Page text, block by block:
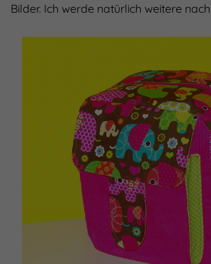
Bilder. Ich werde natürlich weitere